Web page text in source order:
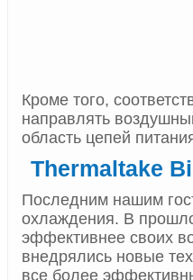
Кроме того,
направлять
область цепей
Thermaltake
Последним нашим
охлаждения. В
эффективнее своих
внедрялись новые
все более